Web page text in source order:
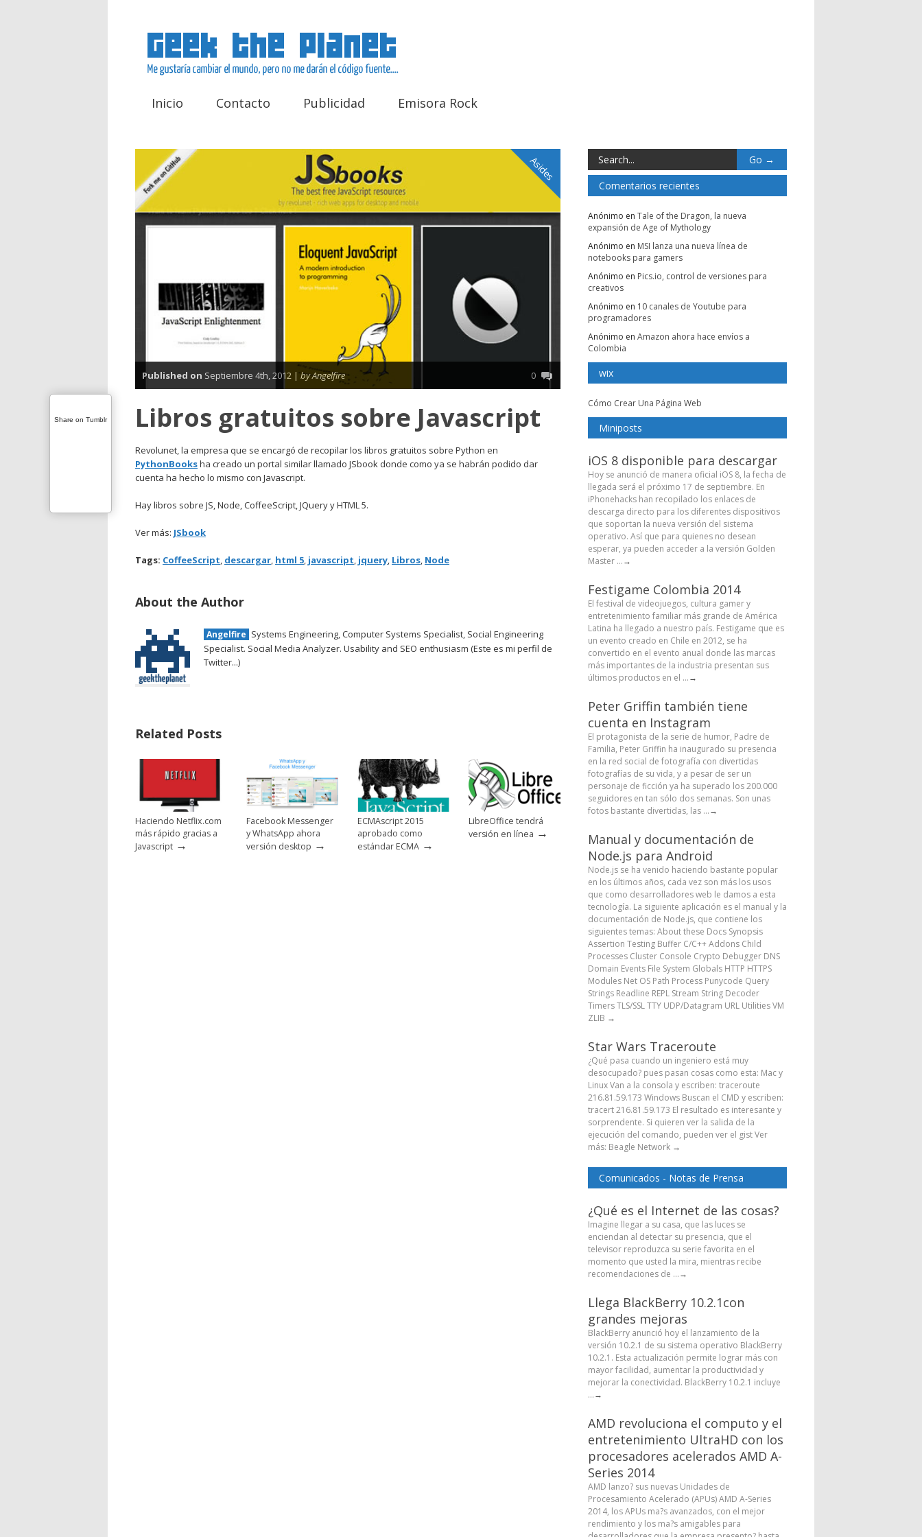
Inicio Contacto Publicidad Emisora Rock
Asides
Published on Septiembre 4th, 2012 | by Angelfire 0
Libros gratuitos sobre Javascript
Revolunet, la empresa que se encargó de recopilar los libros gratuitos sobre Python en
PythonBooksha creado un portal similar llamado JSbook donde como ya se habrán podido dar
cuenta ha hecho lo mismo con Javascript.
Hay libros sobre JS, Node, CoffeeScript, JQuery y HTML 5.
Ver más: JSbook
Tags: CoffeeScript, descargar, html 5, javascript, jquery, Libros, Node
About the Author
Angelfire Systems Engineering, Computer Systems Specialist, Social Engineering
Specialist. Social Media Analyzer. Usability and SEO enthusiasm (Este es mi perfil de
Twitter...)
Related Posts
Haciendo Netflix.com
más rápido gracias a
Javascript →
Facebook Messenger
y WhatsApp ahora
versión desktop →
ECMAscript 2015
aprobado como
estándar ECMA →
LibreOffice tendrá
versión en línea →
Comentarios recientes
Anónimo en Tale of the Dragon, la nueva
expansión de Age of Mythology
Anónimo en MSI lanza una nueva línea de
notebooks para gamers
Anónimo en Pics.io, control de versiones para
creativos
Anónimo en 10 canales de Youtube para
programadores
Anónimo en Amazon ahora hace envíos a
Colombia
wix
Cómo Crear Una Página Web
Miniposts
iOS 8 disponible para descargar
Hoy se anunció de manera oficial iOS 8, la fecha de
llegada será el próximo 17 de septiembre. En
iPhonehacks han recopilado los enlaces de
descarga directo para los diferentes dispositivos
que soportan la nueva versión del sistema
operativo. Así que para quienes no desean
esperar, ya pueden acceder a la versión Golden
Master ...→
Festigame Colombia 2014
El festival de videojuegos, cultura gamer y
entretenimiento familiar más grande de América
Latina ha llegado a nuestro país. Festigame que es
un evento creado en Chile en 2012, se ha
convertido en el evento anual donde las marcas
más importantes de la industria presentan sus
últimos productos en el ...→
Peter Griffin también tiene
cuenta en Instagram
El protagonista de la serie de humor, Padre de
Familia, Peter Griffin ha inaugurado su presencia
en la red social de fotografía con divertidas
fotografías de su vida, y a pesar de ser un
personaje de ficción ya ha superado los 200.000
seguidores en tan sólo dos semanas. Son unas
fotos bastante divertidas, las ...→
Manual y documentación de
Node.js para Android
Node.js se ha venido haciendo bastante popular
en los últimos años, cada vez son más los usos
que como desarrolladores web le damos a esta
tecnología. La siguiente aplicación es el manual y la
documentación de Node.js, que contiene los
siguientes temas: About these Docs Synopsis
Assertion Testing Buffer C/C++ Addons Child
Processes Cluster Console Crypto Debugger DNS
Domain Events File System Globals HTTP HTTPS
Modules Net OS Path Process Punycode Query
Strings Readline REPL Stream String Decoder
Timers TLS/SSL TTY UDP/Datagram URL Utilities VM
ZLIB →
Star Wars Traceroute
¿Qué pasa cuando un ingeniero está muy
desocupado? pues pasan cosas como esta: Mac y
Linux Van a la consola y escriben: traceroute
216.81.59.173 Windows Buscan el CMD y escriben:
tracert 216.81.59.173 El resultado es interesante y
sorprendente. Si quieren ver la salida de la
ejecución del comando, pueden ver el gist Ver
más: Beagle Network →
Comunicados - Notas de Prensa
¿Qué es el Internet de las cosas?
Imagine llegar a su casa, que las luces se
enciendan al detectar su presencia, que el
televisor reproduzca su serie favorita en el
momento que usted la mira, mientras recibe
recomendaciones de ...→
Llega BlackBerry 10.2.1con
grandes mejoras
BlackBerry anunció hoy el lanzamiento de la
versión 10.2.1 de su sistema operativo BlackBerry
10.2.1. Esta actualización permite lograr más con
mayor facilidad, aumentar la productividad y
mejorar la conectividad. BlackBerry 10.2.1 incluye
...→
AMD revoluciona el computo y el
entretenimiento UltraHD con los
procesadores acelerados AMD A-
Series 2014
AMD lanzo? sus nuevas Unidades de
Procesamiento Acelerado (APUs) AMD A-Series
2014, los APUs ma?s avanzados, con el mejor
rendimiento y los ma?s amigables para
Share on Tumblr